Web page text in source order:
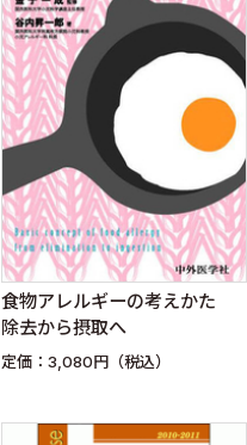
食物アレルギーの考えかた
除去から摂取へ
定価：3,080円（税込）